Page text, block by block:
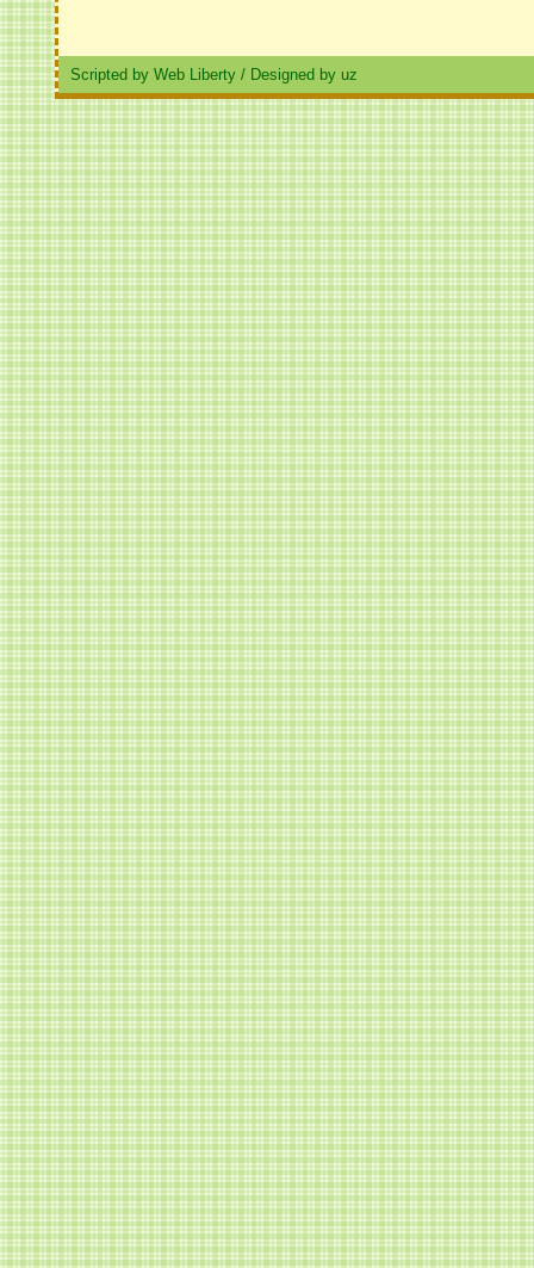
Scripted by Web Liberty / Designed by uz